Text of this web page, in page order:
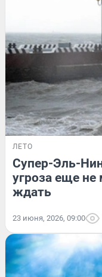
ЛЕТО
Супер-Эль-
угроза еще не
ждать
23 июня, 2026, 09:00